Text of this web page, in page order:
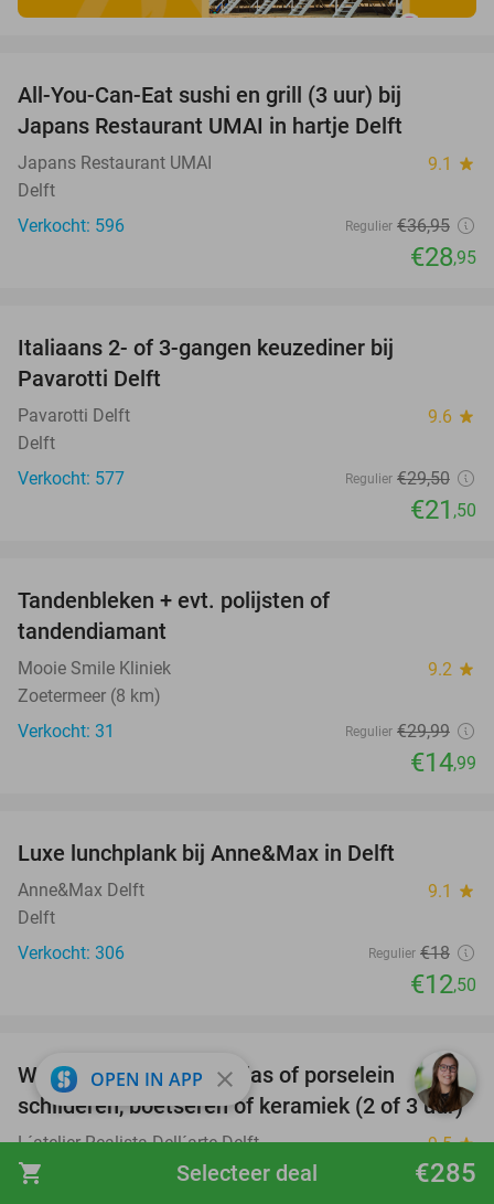
shopping_cart €285
Selecteer deal
All-You-Can-Eat sushi en grill (3 uur) bij
Japans Restaurant UMAI in hartje Delft
Japans Restaurant UMAI 9.1 star
Delft
Verkocht: 596
Regulier €36,95
€28,95
Italiaans 2- of 3-gangen keuzediner bij
Pavarotti Delft
Pavarotti Delft 9.6 star
Delft
Verkocht: 577
Regulier €29,50
€21 ,50
Tandenbleken + evt. polijsten of
tandendiamant
Mooie Smile Kliniek 9.2 star
Zoetermeer (8 km)
Verkocht: 31
Regulier €29,99
€14,99
Luxe lunchplank bij Anne&Max in Delft
Anne&Max Delft 9.1 star
Delft
Verkocht: 306
Regulier €18
€12,50
54%
Workshop schilderen, glas of porselein
schilderen, boetseren of keramiek (2 of 3 uur)
L´atelier Realista Dell´arte Delft 9.5star
Delft
OPEN IN APP close